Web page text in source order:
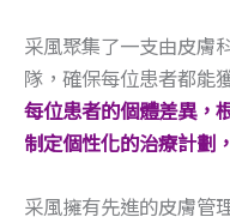
采風聚集了一支由皮膚
隊，確保每位患者都能
每位患者的個體差異，
制定個性化的治療計劃
采風擁有先進的皮膚管